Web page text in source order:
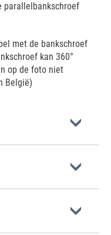
parallelbankschroef
met de bankschroef
kan 360°
op de foto niet
België)